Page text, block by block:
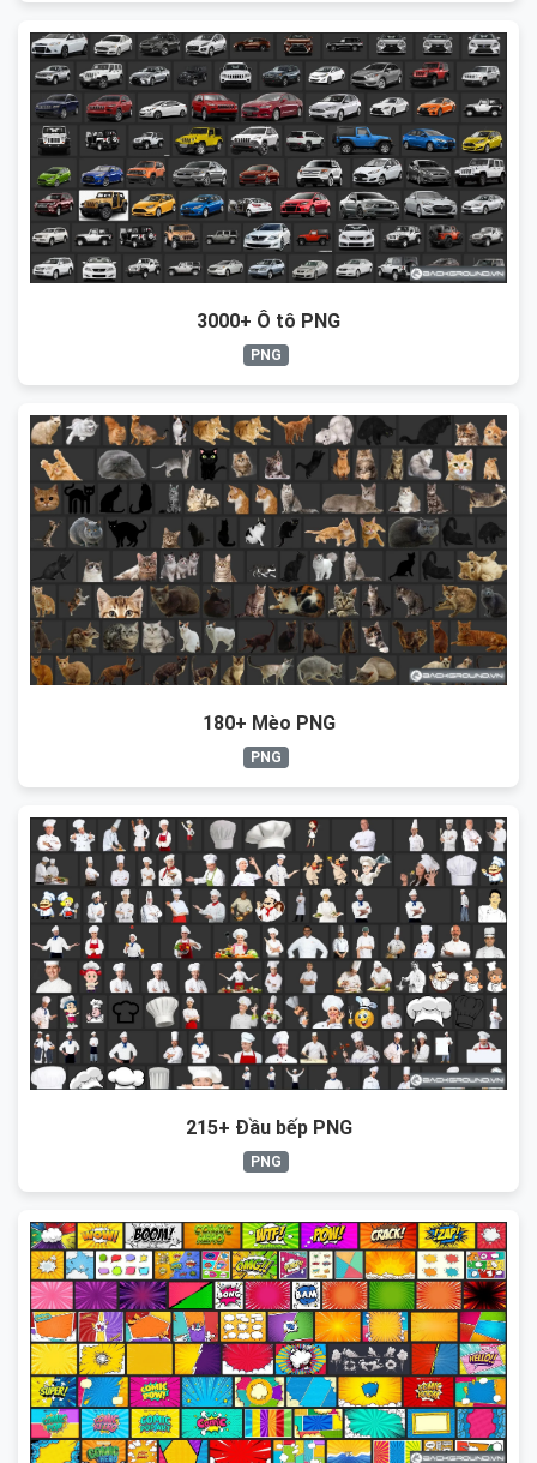
3000+ Ô tô PNG
PNG
180+ Mèo PNG
PNG
215+ Đầu bếp PNG
PNG